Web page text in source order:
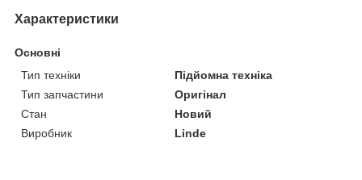
Характеристики
Основні
Тип техніки
Підйомна техніка
Тип запчастини
Оригінал
Стан
Новий
Виробник
Linde